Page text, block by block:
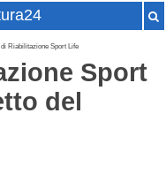
di Riabilitazione Sport Life
Sport
del